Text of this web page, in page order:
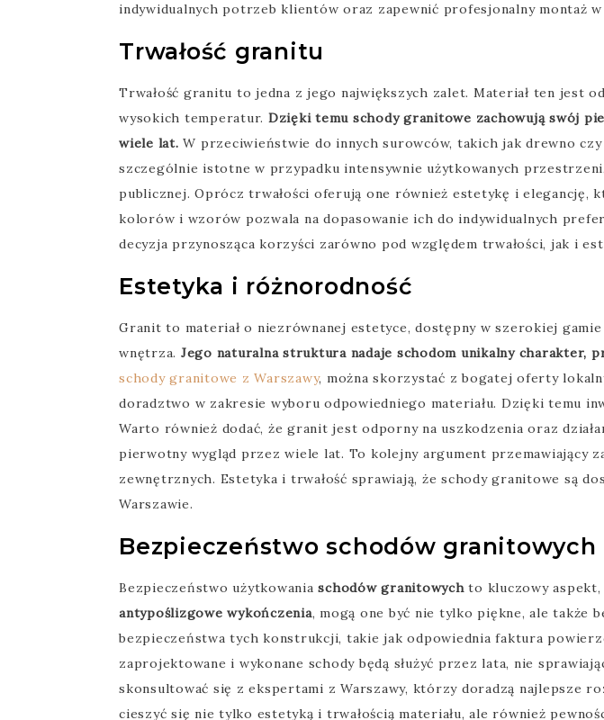
indywidualnych potrzeb klientów oraz zapewnić profesjonalny montaż w
Trwałość granitu
Trwałość granitu to jedna z jego największych zalet. Materiał ten jest
wysokich temperatur. Dzięki temu schody granitowe zachowują swój
wiele lat.W przeciwieństwie do innych surowców, takich jak drewno
szczególnie istotne w przypadku intensywnie użytkowanych
publicznej. Oprócz trwałości oferują one również estetykę i elegancję,
kolorów i wzorów pozwala na dopasowanie ich do indywidualnych
decyzja przynosząca korzyści zarówno pod względem trwałości, jak i
Estetyka i różnorodność
Granit to materiał o niezrównanej estetyce, dostępny w szerokiej
wnętrza. Jego naturalna struktura nadaje schodom unikalny charakter,
schody granitowe z Warszawy, można skorzystać z bogatej oferty
doradztwo w zakresie wyboru odpowiedniego materiału. Dzięki temu
Warto również dodać, że granit jest odporny na uszkodzenia oraz
pierwotny wygląd przez wiele lat. To kolejny argument przemawiający
zewnętrznych. Estetyka i trwałość sprawiają, że schody granitowe są
Warszawie.
Bezpieczeństwo schodów granitowych
Bezpieczeństwo użytkowaniaschodów granitowychto kluczowy aspekt,
antypoślizgowe wykończenia, mogą one być nie tylko piękne, ale także
bezpieczeństwa tych konstrukcji, takie jak odpowiednia faktura
zaprojektowane i wykonane schody będą służyć przez lata, nie
skonsultować się z ekspertami z Warszawy, którzy doradzą najlepsze
cieszyć się nie tylko estetyką i trwałością materiału, ale również